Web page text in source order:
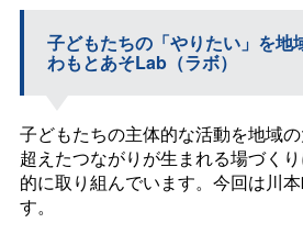
子どもたちの「やりたい」を地
わもとあそLab（ラボ）
子どもたちの主体的な活動を地域
超えたつながりが生まれる場づく
的に取り組んでいます。今回は川
す。